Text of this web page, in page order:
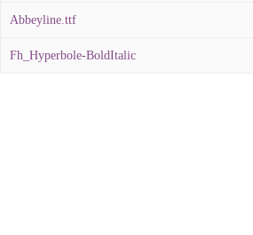
Abbeyline.ttf
Fh_Hyperbole-BoldItalic